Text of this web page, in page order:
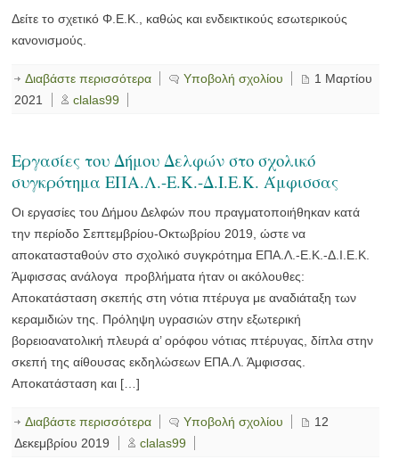
Δείτε το σχετικό Φ.Ε.Κ., καθώς και ενδεικτικούς εσωτερικούς
κανονισμούς.
Διαβάστε περισσότερα Υποβολή σχολίου
1 Μαρτίου
2021
clalas99
Εργασίες του Δήμου Δελφών στο σχολικό
συγκρότημα ΕΠΑ.Λ.-Ε.Κ.-Δ.Ι.Ε.Κ. Άμφισσας
Οι εργασίες του Δήμου Δελφών που πραγματοποιήθηκαν κατά
την περίοδο Σεπτεμβρίου-Οκτωβρίου 2019, ώστε να
αποκατασταθούν στο σχολικό συγκρότημα ΕΠΑ.Λ.-Ε.Κ.-Δ.Ι.Ε.Κ.
Άμφισσας ανάλογα προβλήματα ήταν οι ακόλουθες:
Αποκατάσταση σκεπής στη νότια πτέρυγα με αναδιάταξη των
κεραμιδιών της. Πρόληψη υγρασιών στην εξωτερική
βορειοανατολική πλευρά α’ ορόφου νότιας πτέρυγας, δίπλα στην
σκεπή της αίθουσας εκδηλώσεων ΕΠΑ.Λ. Άμφισσας.
Αποκατάσταση και […]
Διαβάστε περισσότερα Υποβολή σχολίου
12
Δεκεμβρίου 2019
clalas99